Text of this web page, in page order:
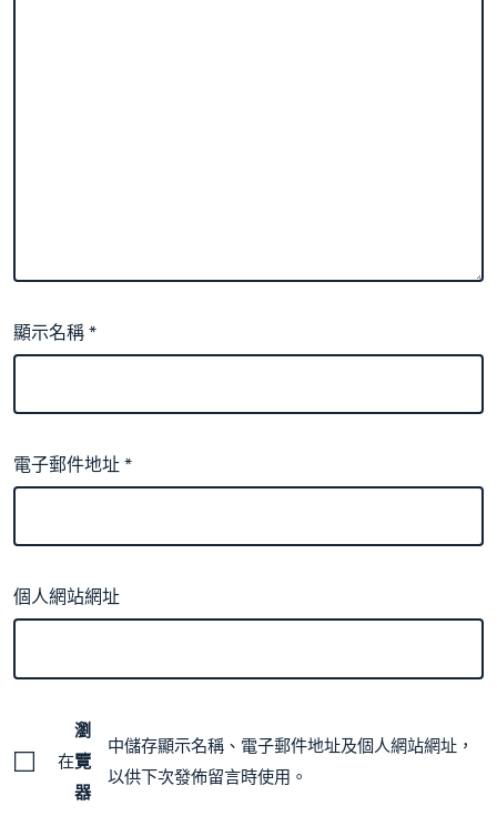
顯示名稱*
電子郵件地址*
個人網站網址
在
瀏
覽
器
中儲存顯示名稱、電子郵件地址及個人網站網址，
以供下次發佈留言時使用。